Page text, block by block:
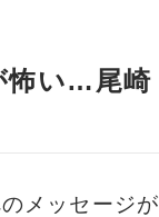
怖い…尾崎
メッセージが